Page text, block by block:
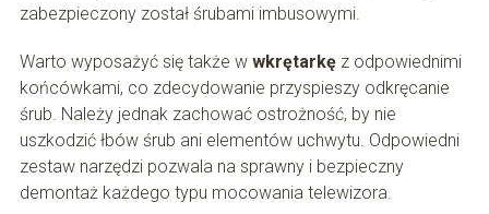
zabezpieczony został śrubami imbusowymi.
Warto wyposażyć się także w wkrętarkęz odpowiednimi
końcówkami, co zdecydowanie przyspieszy odkręcanie
śrub. Należy jednak zachować ostrożność, by nie
uszkodzić łbów śrub ani elementów uchwytu. Odpowiedni
zestaw narzędzi pozwala na sprawny i bezpieczny
demontaż każdego typu mocowania telewizora.